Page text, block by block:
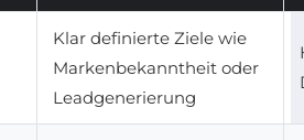
Klar definierte Ziele wie
Markenbekanntheit oder
Leadgenerierung